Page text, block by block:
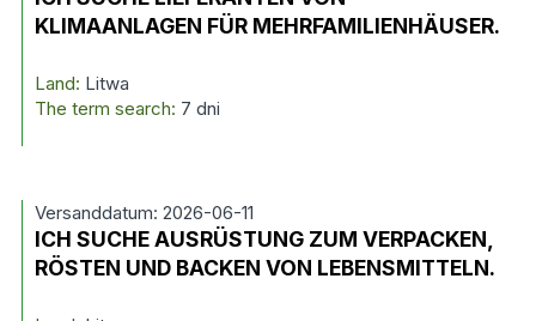
KLIMAANLAGEN FÜR MEHRFAMILIENHÄUSER.
Land: Litwa
The term search: 7 dni
Versanddatum: 2026-06-11
ICH SUCHE AUSRÜSTUNG ZUM VERPACKEN,
RÖSTEN UND BACKEN VON LEBENSMITTELN.